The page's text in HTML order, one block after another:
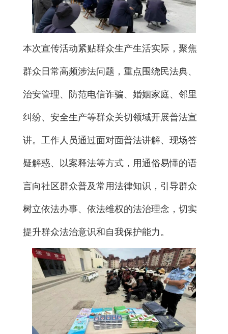
本次宣传活动紧贴群众生产生活实际，聚焦
群众日常高频涉法问题，重点围绕民法典、
治安管理、防范电信诈骗、婚姻家庭、邻里
纠纷、安全生产等群众关切领域开展普法宣
讲。工作人员通过面对面普法讲解、现场答
疑解惑、以案释法等方式，用通俗易懂的语
言向社区群众普及常用法律知识，引导群众
树立依法办事、依法维权的法治理念，切实
提升群众法治意识和自我保护能力。